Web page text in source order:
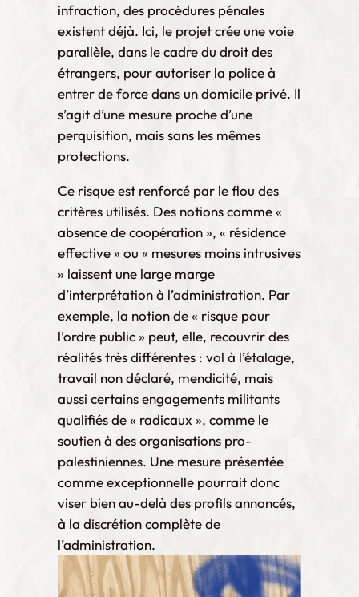
infraction, des procédures pénales
existent déjà. Ici, le projet crée une voie
parallèle, dans le cadre du droit des
étrangers, pour autoriser la police à
entrer de force dans un domicile privé. Il
s’agit d’une mesure proche d’une
perquisition, mais sans les mêmes
protections.
Ce risque est renforcé par le flou des
critères utilisés. Des notions comme «
absence de coopération », « résidence
effective » ou « mesures moins intrusives
» laissent une large marge
d’interprétation à l’administration. Par
exemple, la notion de « risque pour
l’ordre public » peut, elle, recouvrir des
réalités très différentes : vol à l’étalage,
travail non déclaré, mendicité, mais
aussi certains engagements militants
qualifiés de « radicaux », comme le
soutien à des organisations pro-
palestiniennes. Une mesure présentée
comme exceptionnelle pourrait donc
viser bien au-delà des profils annoncés,
à la discrétion complète de
l’administration.